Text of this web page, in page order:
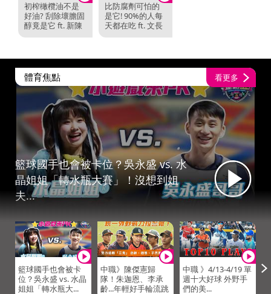
初榨橄欖油不是
好油? 刮除壞膽固
醇竟是它 ft. 新陳
代謝科名醫 洪
比防腐劑可怕的
是它! 90%的人每
天都在吃 ft. 文長
安【小宇宙大爆...
體育焦點 看更多
籃球國手也會被卡位？吳永盛 vs. 水
晶姐姐「轉水瓶大賽」！沒想到姐
夫...
籃球國手也會被卡
位？吳永盛 vs. 水晶
姐姐「轉水瓶大...
中職》陳傑憲歸
隊！朱迦恩、李承
齡...年輕好手輪流跳
中職 》4/13-4/19 單
週十大好球 外野手
們的美...